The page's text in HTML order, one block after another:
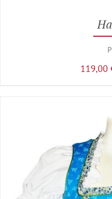
119,00